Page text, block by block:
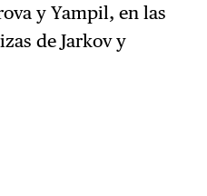
y Yampil, en las
de Jarkov y